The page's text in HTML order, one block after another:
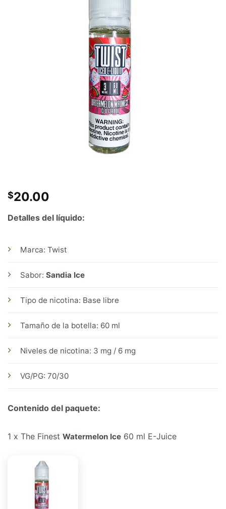
$20.00
Detalles del líquido:
Marca: Twist
Sabor: Sandia Ice
Tipo de nicotina: Base libre
Tamaño de la botella: 60 ml
Niveles de nicotina: 3 mg / 6 mg
VG/PG: 70/30
Contenido del paquete:
1 x The Finest Watermelon Ice 60 ml E-Juice